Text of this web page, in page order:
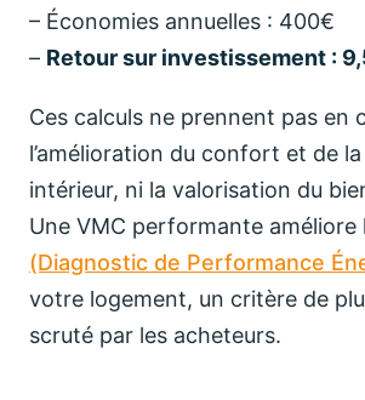
– Économies annuelles : 400€
– Retour sur investissement :
Ces calculs ne prennent pas en
l’amélioration du confort et de la
intérieur, ni la valorisation du
Une VMC performante améliore
(Diagnostic de Performance
votre logement, un critère de
scruté par les acheteurs.